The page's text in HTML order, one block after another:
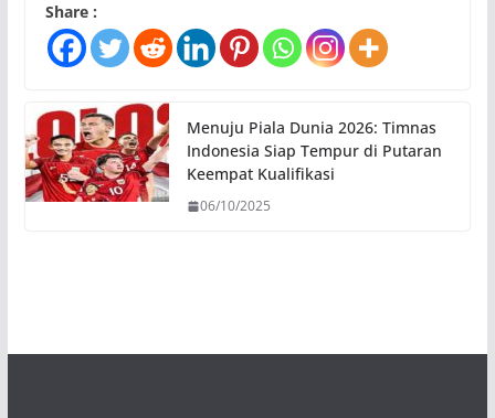
Share :
Menuju Piala Dunia 2026: Timnas
Indonesia Siap Tempur di Putaran
Keempat Kualifikasi
06/10/2025